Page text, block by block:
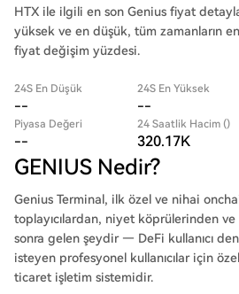
HTX ile ilgili en son Genius fiyat
yüksek ve en düşük, tüm zamanların
fiyat değişim yüzdesi.
24S En Düşük
--
24S En Yüksek
--
Piyasa Değeri
--
24 Saatlik Hacim ()
320.17K
GENIUS Nedir?
Genius Terminal, ilk özel ve nihai
toplayıcılardan, niyet köprülerinden ve
sonra gelen şeydir — DeFi kullanıcı
isteyen profesyonel kullanıcılar için
ticaret işletim sistemidir.